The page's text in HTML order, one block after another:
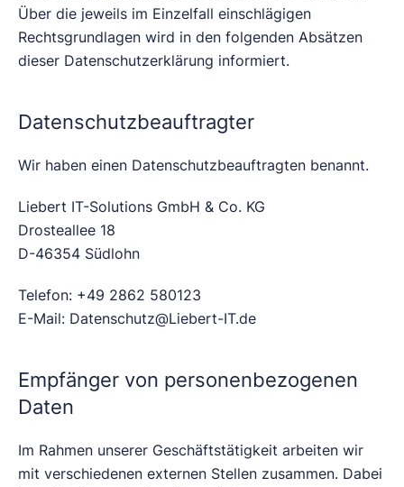
Über die jeweils im Einzelfall einschlägigen
Rechtsgrundlagen wird in den folgenden Absätzen
dieser Datenschutzerklärung informiert.
Datenschutz­beauftragter
Wir haben einen Datenschutzbeauftragten benannt.
Liebert IT-Solutions GmbH & Co. KG
Drosteallee 18
D-46354 Südlohn
Telefon: +49 2862 580123
E-Mail: Datenschutz@Liebert-IT.de
Empfänger von personenbezogenen
Daten
Im Rahmen unserer Geschäftstätigkeit arbeiten wir
mit verschiedenen externen Stellen zusammen. Dabei